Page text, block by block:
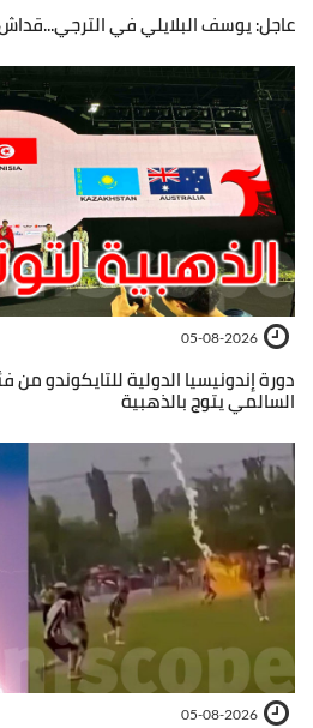
عاجل: يوسف البلايلي في
05-08-2026
السالمي يتوج بالذهبية
05-08-2026